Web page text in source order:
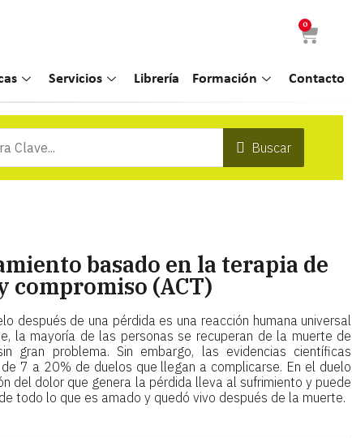
0
Servicios Librería Formación Contacto
Buscar
basado en la terapia de
compromiso (ACT)
después de una pérdida es una reacción humana universal
la mayoría de las personas se recuperan de la muerte de
gran problema. Sin embargo, las evidencias científicas
7 a 20% de duelos que llegan a complicarse. En el duelo
del dolor que genera la pérdida lleva al sufrimiento y puede
todo lo que es amado y quedó vivo después de la muerte.